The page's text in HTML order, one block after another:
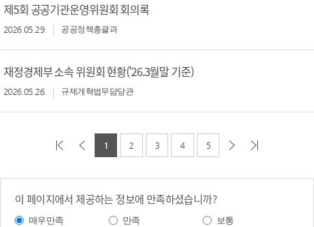
제5회 공공기관운영위원회 회의록
2026.05.29. 공공정책총괄과
재정경제부 소속 위원회 현황('26.3월말 기준)
2026.05.26. 규제개혁법무담당관
1 2 3 4 5
이 페이지에서 제공하는 정보에 만족하셨습니까?
매우만족 만족
보통